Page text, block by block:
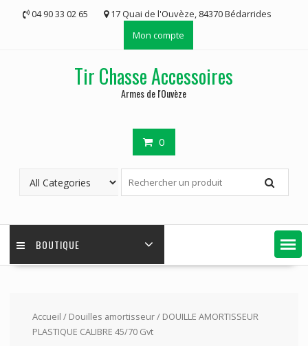
04 90 33 02 65
17 Quai de l'Ouvèze, 84370 Bédarrides
Mon compte
Tir Chasse Accessoires
Armes de l'Ouvèze
0
BOUTIQUE
Accueil / Douilles amortisseur/ DOUILLE AMORTISSEUR
PLASTIQUE CALIBRE 45/70 Gvt